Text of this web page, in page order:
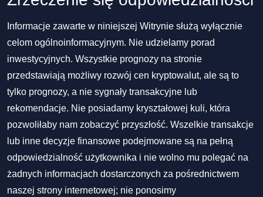
Informacje zawarte w niniejszej Witrynie służą wyłącznie
celom ogólnoinformacyjnym. Nie udzielamy porad
inwestycyjnych. Wszystkie prognozy na stronie
przedstawiają możliwy rozwój cen kryptowalut, ale są to
tylko prognozy, a nie sygnały transakcyjne lub
rekomendacje. Nie posiadamy kryształowej kuli, która
pozwoliłaby nam zobaczyć przyszłość. Wszelkie transakcje
lub inne decyzje finansowe podejmowane są na pełną
odpowiedzialność użytkownika i nie wolno mu polegać na
żadnych informacjach dostarczonych za pośrednictwem
naszej strony internetowej; nie ponosimy